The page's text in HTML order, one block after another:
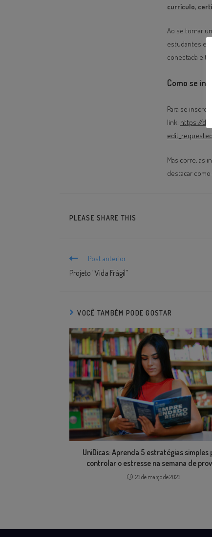
currículo,
Ao se tornar
estudantes e
conectada e
Como se
Para se
link: https://
Mas corre, as
destacar
PLEASE SHARE THIS
Post anterior
Projeto “Vida Frágil”
VOCÊ TAMBÉM PODE GOSTAR
UniDicas: Aprenda 5 estratégias simples
controlar o estresse na semana de
23 de março de 2023